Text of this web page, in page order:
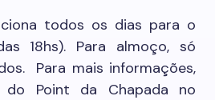
todos os dias para o
18hs). Para almoço, só
Para mais informações,
Point da Chapada no